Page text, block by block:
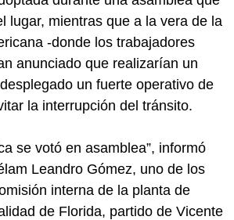
lugar, mientras que a la vera de la
-donde los trabajadores
anunciado que realizarían un
un fuerte operativo de
la interrupción del tránsito.
se votó en asamblea”, informó
Leandro Gómez, uno de los
interna de la planta de
de Florida, partido de Vicente